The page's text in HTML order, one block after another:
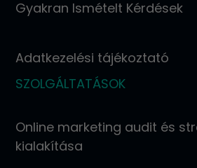
Gyakran Ismételt Kérdések
Adatkezelési tájékoztató
SZOLGÁLTATÁSOK
Online marketing audit és
kialakítása